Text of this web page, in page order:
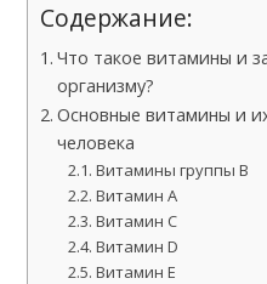
Содержание:
Что такое витамины и
организму?
Основные витамины и
человека
Витамины группы В
Витамин А
Витамин С
Витамин D
Витамин Е